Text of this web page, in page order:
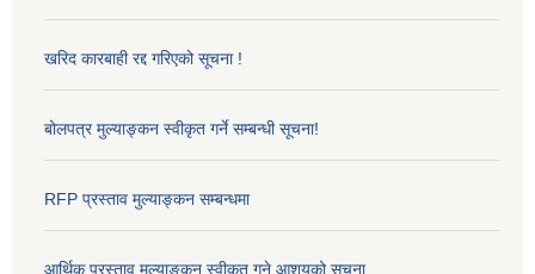
खरिद कारबाही रद्द गरिएको सूचना !
बोलपत्र मुल्याङ्कन स्वीकृत गर्ने सम्बन्धी सूचना!
RFP प्रस्ताव मुल्याङ्कन सम्बन्धमा
आर्थिक प्रस्ताव मूल्याङ्कन स्वीकृत गने आशयको सूचना